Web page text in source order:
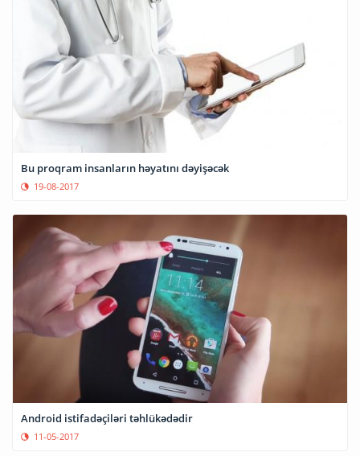
Bu proqram insanların həyatını dəyişəcək
19-08-2017
Android istifadəçiləri təhlükədədir
11-05-2017